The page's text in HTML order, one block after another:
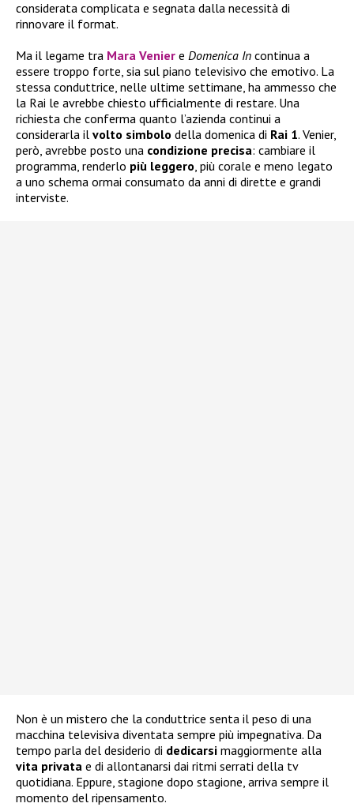
considerata complicata e segnata dalla necessità di
rinnovare il format.
Ma il legame tra Mara Venier e Domenica In continua a
essere troppo forte, sia sul piano televisivo che emotivo. La
stessa conduttrice, nelle ultime settimane, ha ammesso che
la Rai le avrebbe chiesto ufficialmente di restare. Una
richiesta che conferma quanto l’azienda continui a
considerarla il volto simbolo della domenica di Rai 1. Venier,
però, avrebbe posto una condizione precisa: cambiare il
programma, renderlo più leggero, più corale e meno legato
a uno schema ormai consumato da anni di dirette e grandi
interviste.
Non è un mistero che la conduttrice senta il peso di una
macchina televisiva diventata sempre più impegnativa. Da
tempo parla del desiderio di dedicarsi maggiormente alla
vita privata e di allontanarsi dai ritmi serrati della tv
quotidiana. Eppure, stagione dopo stagione, arriva sempre il
momento del ripensamento.